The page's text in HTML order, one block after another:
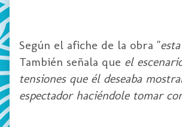
Según el afiche de la obra "
También señala que el
tensiones que él deseaba
espectador haciéndole tomar